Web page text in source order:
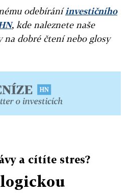
odebíráníinvestičního
, kde naleznete naše
na dobré čtení nebo glosy
a cítíte stres?
logickou